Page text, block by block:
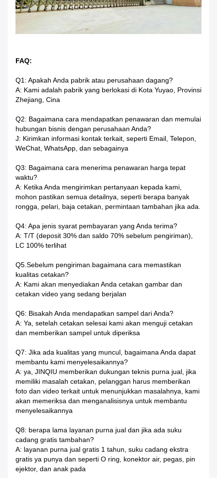
FAQ:
Q1: Apakah Anda pabrik atau perusahaan dagang?
A: Kami adalah pabrik yang berlokasi di Kota Yuyao, Provinsi
Zhejiang, Cina
Q2: Bagaimana cara mendapatkan penawaran dan memulai
hubungan bisnis dengan perusahaan Anda?
J: Kirimkan informasi kontak terkait, seperti Email, Telepon,
WeChat, WhatsApp, dan sebagainya
Q3: Bagaimana cara menerima penawaran harga tepat
waktu?
A: Ketika Anda mengirimkan pertanyaan kepada kami,
mohon pastikan semua detailnya, seperti berapa banyak
rongga, pelari, baja cetakan, permintaan tambahan jika ada.
Q4: Apa jenis syarat pembayaran yang Anda terima?
A: T/T (deposit 30% dan saldo 70% sebelum pengiriman),
LC 100% terlihat
Q5.Sebelum pengiriman.bagaimana cara memastikan
kualitas cetakan?
A: Kami akan menyediakan Anda cetakan gambar dan
cetakan video yang sedang berjalan
Q6: Bisakah Anda mendapatkan sampel dari Anda?
A: Ya, setelah cetakan selesai kami akan menguji cetakan
dan memberikan sampel untuk diperiksa
Q7: Jika ada kualitas yang muncul, bagaimana Anda dapat
membantu kami menyelesaikannya?
A: ya, JINQIU memberikan dukungan teknis purna jual, jika
memiliki masalah cetakan, pelanggan harus memberikan
foto dan video terkait untuk menunjukkan masalahnya, kami
akan memeriksa dan menganalisisnya untuk membantu
menyelesaikannya
Q8: berapa lama layanan purna jual dan jika ada suku
cadang gratis tambahan?
A: layanan purna jual gratis 1 tahun, suku cadang ekstra
gratis ya punya dan seperti O ring, konektor air, pegas, pin
ejektor, dan anak pada